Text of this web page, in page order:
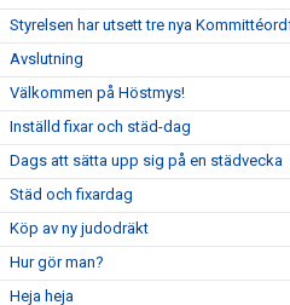
Styrelsen har utsett tre nya
Avslutning
Välkommen på Höstmys!
Inställd fixar och städ-dag
Dags att sätta upp sig på en städvecka
Städ och fixardag
Köp av ny judodräkt
Hur gör man?
Heja heja